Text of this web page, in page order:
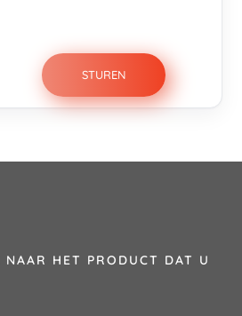
HET PRODUCT DAT U